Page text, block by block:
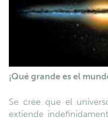
¡Qué grande es el
Se cree que el
extiende